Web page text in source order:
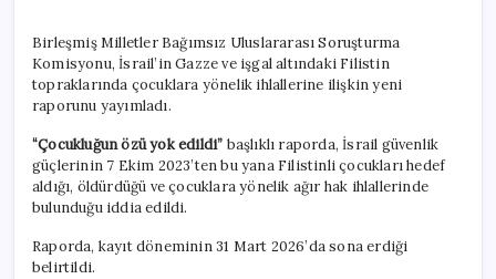
özü
yok
edildi’
Birleşmiş Milletler Bağımsız Uluslararası Soruşturma
Komisyonu, İsrail’in Gazze ve işgal altındaki Filistin
topraklarında çocuklara yönelik ihlallerine ilişkin yeni
raporunu yayımladı.
“Çocukluğun özü yok edildi” başlıklı raporda, İsrail güvenlik
güçlerinin 7 Ekim 2023’ten bu yana Filistinli çocukları hedef
aldığı, öldürdüğü ve çocuklara yönelik ağır hak ihlallerinde
bulunduğu iddia edildi.
Raporda, kayıt döneminin 31 Mart 2026’da sona erdiği
belirtildi.